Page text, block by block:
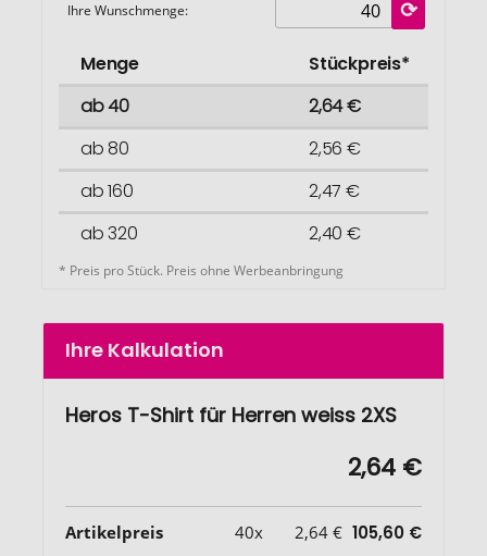
Ihre Wunschmenge:
Menge
Stückpreis*
ab 40
2,64 €
ab 80
2,56 €
ab 160
2,47 €
ab 320
2,40 €
* Preis pro Stück. Preis ohne Werbeanbringung
Ihre Kalkulation
Heros T-Shirt für Herren weiss 2XS
2,64 €
Artikelpreis 40x 2,64 € 105,60 €